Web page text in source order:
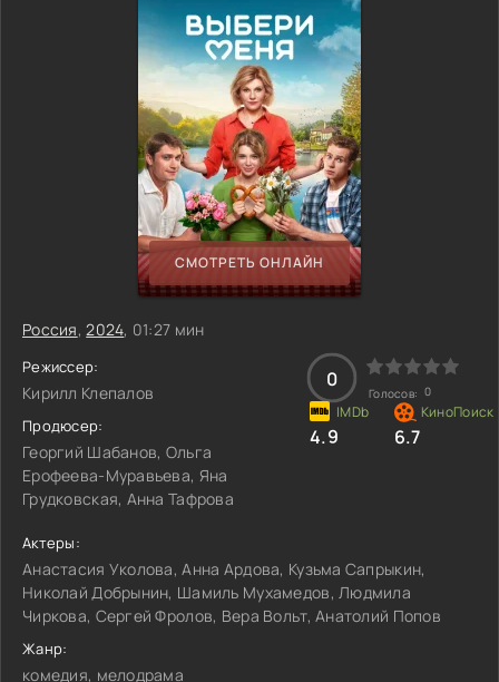
СМОТРЕТЬ ОНЛАЙН
Россия,2024, 01:27 мин
Режиссер:
Кирилл Клепалов
Продюсер:
Георгий Шабанов, Ольга
Ерофеева-Муравьева, Яна
Грудковская, Анна Тафрова
0
Голосов: 0
4.9 6.7
Актеры:
Анастасия Уколова, Анна Ардова, Кузьма Сапрыкин,
Николай Добрынин, Шамиль Мухамедов, Людмила
Чиркова, Сергей Фролов, Вера Вольт, Анатолий Попов
Жанр:
комедия, мелодрама